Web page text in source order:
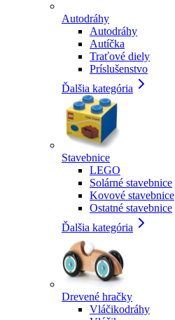
Autodráhy
Autodráhy
Autíčka
Traťové diely
Príslušenstvo
Ďalšia kategória
Stavebnice
LEGO
Solárné stavebnice
Kovové stavebnice
Ostatné stavebnice
Ďalšia kategória
Drevené hračky
Vláčikodráhy